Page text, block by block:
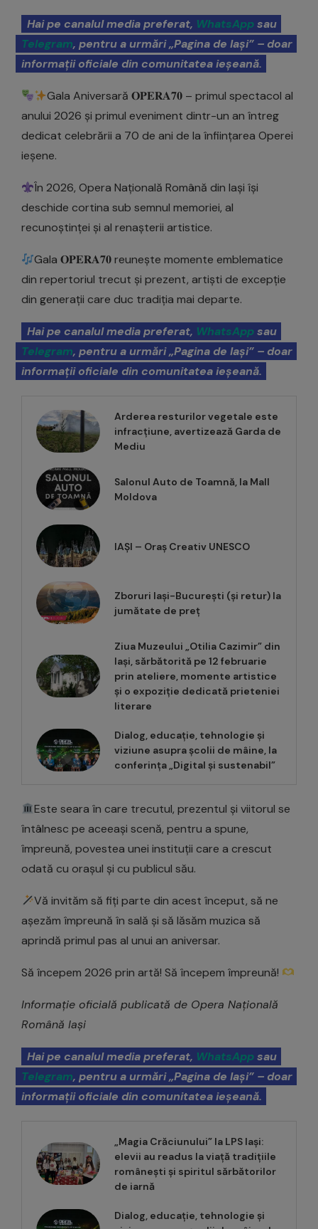
Hai pe canalul media preferat, WhatsAppsau
Telegram, pentru a urmări „Pagina de Iași” – doar
informații oficiale din comunitatea ieșeană.
Gala Aniversară 𝐎𝐏𝐄𝐑𝐀𝟕𝟎 – primul spectacol al
anului 2026 și primul eveniment dintr-un an întreg
dedicat celebrării a 70 de ani de la înființarea Operei
ieșene.
În 2026, Opera Națională Română din Iași își
deschide cortina sub semnul memoriei, al
recunoștinței și al renașterii artistice.
Gala 𝐎𝐏𝐄𝐑𝐀𝟕𝟎 reunește momente emblematice
din repertoriul trecut și prezent, artiști de excepție
din generații care duc tradiția mai departe.
Hai pe canalul media preferat, WhatsAppsau
Telegram, pentru a urmări „Pagina de Iași” – doar
informații oficiale din comunitatea ieșeană.
Arderea resturilor vegetale este
infracțiune, avertizează Garda de
Mediu
Salonul Auto de Toamnă, la Mall
Moldova
IAȘI – Oraș Creativ UNESCO
Zboruri Iași-București (și retur) la
jumătate de preț
Ziua Muzeului „Otilia Cazimir” din
Iași, sărbătorită pe 12 februarie
prin ateliere, momente artistice
și o expoziție dedicată prieteniei
literare
Dialog, educație, tehnologie și
viziune asupra școlii de mâine, la
conferința „Digital și sustenabil”
Este seara în care trecutul, prezentul și viitorul se
întâlnesc pe aceeași scenă, pentru a spune,
împreună, povestea unei instituții care a crescut
odată cu orașul și cu publicul său.
Vă invităm să fiți parte din acest început, să ne
așezăm împreună în sală și să lăsăm muzica să
aprindă primul pas al unui an aniversar.
Să începem 2026 prin artă! Să începem împreună!
Informație oficială publicată de Opera Națională
Română Iași
Hai pe canalul media preferat, WhatsAppsau
Telegram, pentru a urmări „Pagina de Iași” – doar
informații oficiale din comunitatea ieșeană.
„Magia Crăciunului” la LPS Iași:
elevii au readus la viață tradițiile
românești și spiritul sărbătorilor
de iarnă
Dialog, educație, tehnologie și